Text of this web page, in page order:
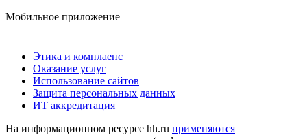
Мобильное приложение
Этика и комплаенс
Оказание услуг
Использование сайтов
Защита персональных данных
ИТ аккредитация
На информационном ресурсе hh.ru применяются